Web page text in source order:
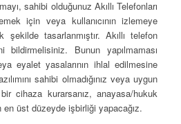
sahibi olduğunuz Akıllı Telefonları
için veya kullanıcının izlemeye
tasarlanmıştır. Akıllı telefon
bildirmelisiniz. Bunun yapılmaması
eyalet yasalarının ihlal edilmesine
sahibi olmadığınız veya uygun
cihaza kurarsanız, anayasa/hukuk
üst düzeyde işbirliği yapacağız.